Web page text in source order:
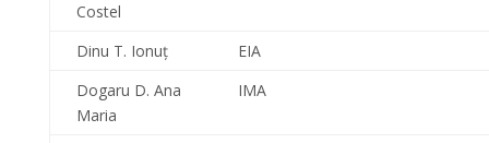
Costel
Dinu T. Ionuţ
EIA
Dogaru D. Ana
Maria
IMA